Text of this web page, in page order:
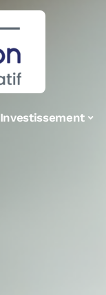
Investissement